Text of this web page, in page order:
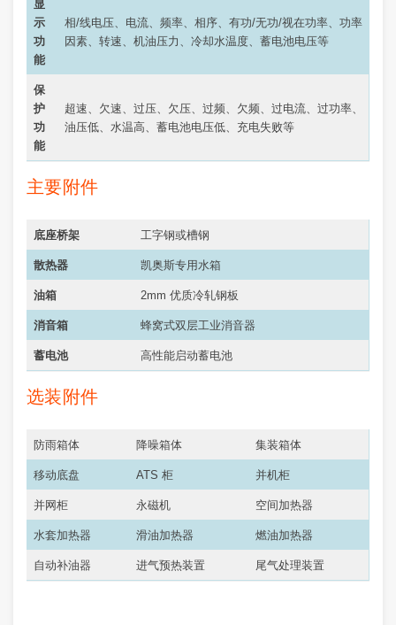
显
示
功
能
相/线电压、电流、频率、相序、有功/无功/视在功率、功率
因素、转速、机油压力、冷却水温度、蓄电池电压等
保
护
功
能
超速、欠速、过压、欠压、过频、欠频、过电流、过功率、
油压低、水温高、蓄电池电压低、充电失败等
主要附件
底座桥架 工字钢或槽钢
散热器 凯奥斯专用水箱
油箱 2mm 优质冷轧钢板
消音箱 蜂窝式双层工业消音器
蓄电池 高性能启动蓄电池
选装附件
防雨箱体 降噪箱体 集装箱体
移动底盘 ATS 柜 并机柜
并网柜 永磁机 空间加热器
水套加热器 滑油加热器 燃油加热器
自动补油器 进气预热装置 尾气处理装置